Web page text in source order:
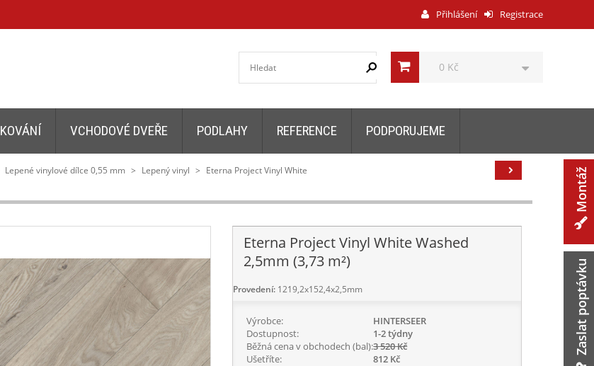
Registrace
Přihlášení
0 Kč
KOVÁNÍ VCHODOVÉ DVEŘE PODLAHY REFERENCE PODPORUJEME
Lepené vinylové dílce 0,55 mm > Lepený vinyl > Eterna Project Vinyl White
Eterna Project Vinyl White Washed
2,5mm (3,73 m²)
Provedení: 1219,2x152,4x2,5mm
Výrobce:
HINTERSEER
Dostupnost:
1-2 týdny
Běžná cena v obchodech (bal):3 520 Kč
Ušetříte:
812 Kč
Montáž
Zaslat poptávku